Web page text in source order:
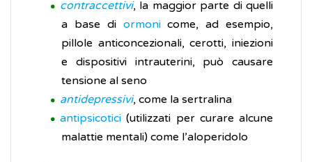
contraccettivi, la maggior parte di quelli
a base di ormonicome, ad esempio,
pillole anticoncezionali, cerotti, iniezioni
e dispositivi intrauterini, può causare
tensione al seno
antidepressivi, come la sertralina
antipsicotici (utilizzati per curare alcune
malattie mentali) come l’aloperidolo